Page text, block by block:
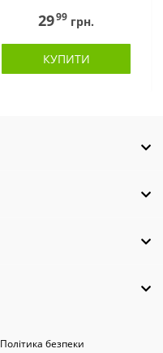
2999 грн.
КУПИТИ
Полiтика безпеки